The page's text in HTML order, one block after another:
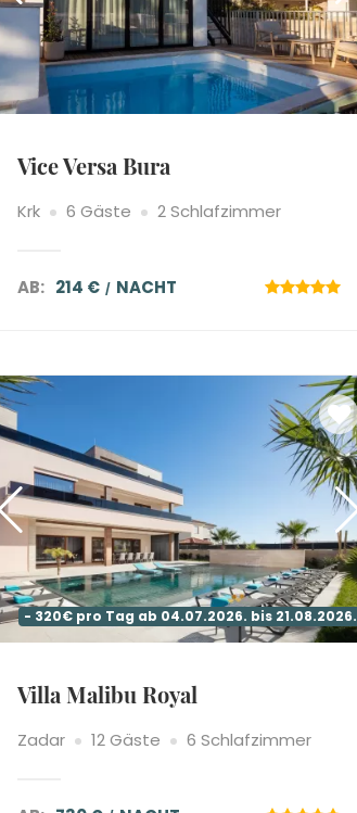
Vice Versa Bura
Krk 6 Gäste 2 Schlafzimmer
AB: 214 € NACHT
- 320€ pro Tag ab 04.07.2026. bis 21.08.2026.
Villa Malibu Royal
Zadar 12 Gäste 6 Schlafzimmer